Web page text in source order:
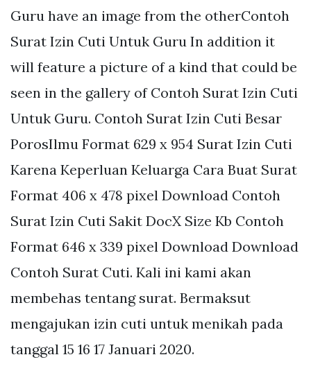
Guru have an image from the otherContoh
Surat Izin Cuti Untuk Guru In addition it
will feature a picture of a kind that could be
seen in the gallery of Contoh Surat Izin Cuti
Untuk Guru. Contoh Surat Izin Cuti Besar
PorosIlmu Format 629 x 954 Surat Izin Cuti
Karena Keperluan Keluarga Cara Buat Surat
Format 406 x 478 pixel Download Contoh
Surat Izin Cuti Sakit DocX Size Kb Contoh
Format 646 x 339 pixel Download Download
Contoh Surat Cuti. Kali ini kami akan
membehas tentang surat. Bermaksut
mengajukan izin cuti untuk menikah pada
tanggal 15 16 17 Januari 2020.